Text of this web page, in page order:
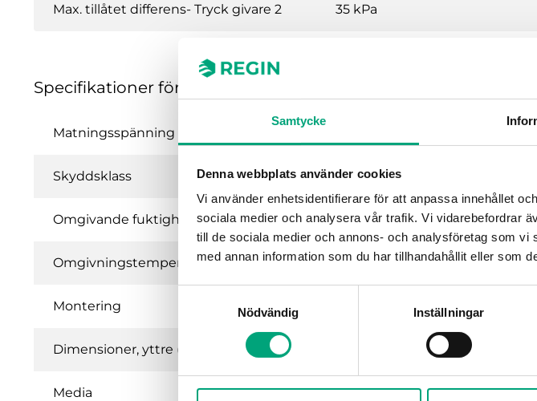
Samtycke
Denna webbplats använder cookies
Vi använder enhetsidentifierare för att anpassa innehållet
sociala medier och analysera vår trafik. Vi vidarebefordrar
till de sociala medier och annons- och analysföretag som
med annan information som du har tillhandahållit eller som
Nödvändig
Inställningar
Max. tillåtet differens- Tryck givare 2 35 kPa
Specifikationer för Presigo (PDTN…) – Differenstrycktransmitter
Matningsspänning
Skyddsklass
Omgivande fuktighet (icke-kondenserande)
Omgivningstemperatur
Montering
Dimensioner, yttre (BxHxD)
Media